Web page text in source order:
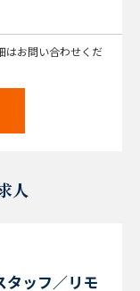
はお問い合わせくだ
人
タッフ／リモ